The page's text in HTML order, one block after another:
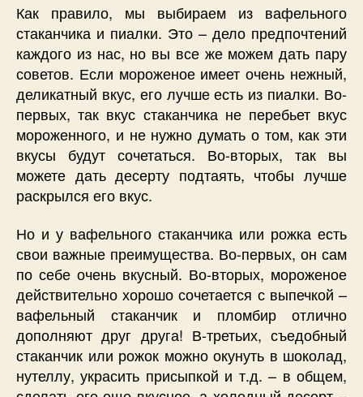
Как правило, мы выбираем из вафельного
стаканчика и пиалки. Это – дело предпочтений
каждого из нас, но вы все же можем дать пару
советов. Если мороженое имеет очень нежный,
деликатный вкус, его лучше есть из пиалки. Во-
первых, так вкус стаканчика не перебьет вкус
мороженного, и не нужно думать о том, как эти
вкусы будут сочетаться. Во-вторых, так вы
можете дать десерту подтаять, чтобы лучше
раскрылся его вкус.
Но и у вафельного стаканчика или рожка есть
свои важные преимущества. Во-первых, он сам
по себе очень вкусный. Во-вторых, мороженое
действительно хорошо сочетается с выпечкой –
вафельный стаканчик и пломбир отлично
дополняют друг друга! В-третьих, съедобный
стаканчик или рожок можно окунуть в шоколад,
нутеллу, украсить присыпкой и т.д. – в общем,